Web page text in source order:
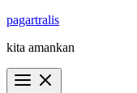
Skip
content
pagartralis
kita amankan